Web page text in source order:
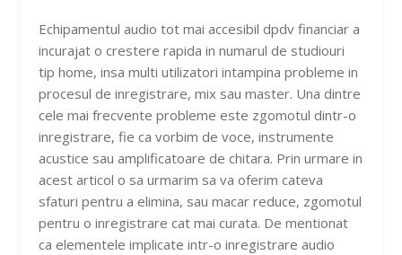
Echipamentul audio tot mai accesibil dpdv financiar a
incurajat o crestere rapida in numarul de studiouri
tip home, insa multi utilizatori intampina probleme in
procesul de inregistrare, mix sau master. Una dintre
cele mai frecvente probleme este zgomotul dintr-o
inregistrare, fie ca vorbim de voce, instrumente
acustice sau amplificatoare de chitara. Prin urmare in
acest articol o sa urmarim sa va oferim cateva
sfaturi pentru a elimina, sau macar reduce, zgomotul
pentru o inregistrare cat mai curata. De mentionat
ca elementele implicate intr-o inregistrare audio